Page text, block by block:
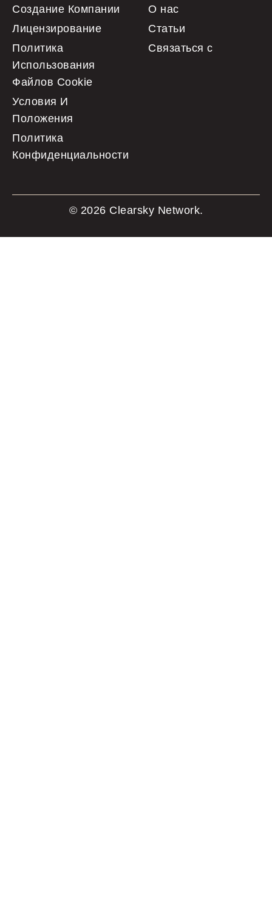
Создание Компании
Лицензирование
Политика
Использования
Файлов Cookie
Условия И
Положения
Политика
Конфиденциальности
О нас
Статьи
Связаться с
© 2026 Clearsky Network.